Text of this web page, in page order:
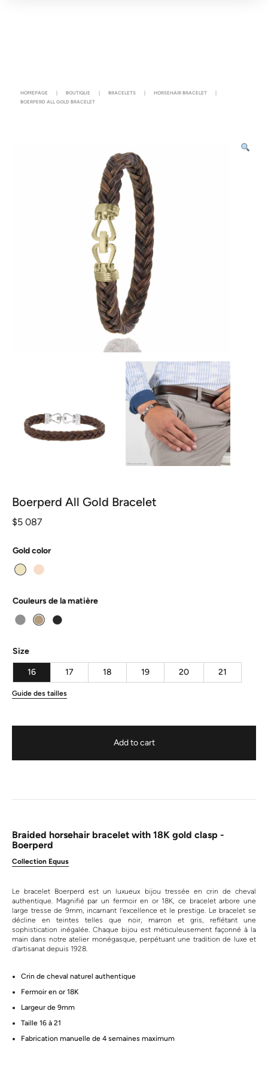
HOMEPAGE | BOUTIQUE | BRACELETS | HORSEHAIR BRACELET
|
BOERPERD ALL GOLD BRACELET
Boerperd All Gold Bracelet
$5 087
Gold color
Couleurs de la matière
Size
16 17 18 19 20 21
Guide des tailles
Add to cart
Braided horsehair bracelet with 18K gold clasp -
Boerperd
Collection Equus
Le bracelet Boerperd est un luxueux bijou tressée en crin de cheval
authentique. Magnifié par un fermoir en or 18K, ce bracelet arbore une
large tresse de 9mm, incarnant l’excellence et le prestige. Le bracelet se
décline en teintes telles que noir, marron et gris, reflétant une
sophistication inégalée. Chaque bijou est méticuleusement façonné à la
main dans notre atelier monégasque, perpétuant une tradition de luxe et
d’artisanat depuis 1928.
Crin de cheval naturel authentique
Fermoir en or 18K
Largeur de 9mm
Taille 16 à 21
Fabrication manuelle de 4 semaines maximum